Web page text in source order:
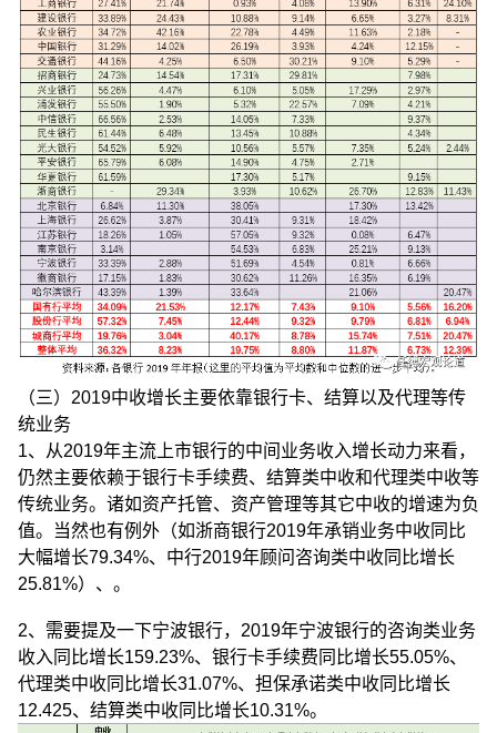
（三）2019中收增长主要依靠银行卡、结算以及代理等传
统业务
1、从2019年主流上市银行的中间业务收入增长动力来看，
仍然主要依赖于银行卡手续费、结算类中收和代理类中收等
传统业务。诸如资产托管、资产管理等其它中收的增速为负
值。当然也有例外（如浙商银行2019年承销业务中收同比
大幅增长79.34%、中行2019年顾问咨询类中收同比增长
25.81%）、。
2、需要提及一下宁波银行，2019年宁波银行的咨询类业务
收入同比增长159.23%、银行卡手续费同比增长55.05%、
代理类中收同比增长31.07%、担保承诺类中收同比增长
12.425、结算类中收同比增长10.31%。